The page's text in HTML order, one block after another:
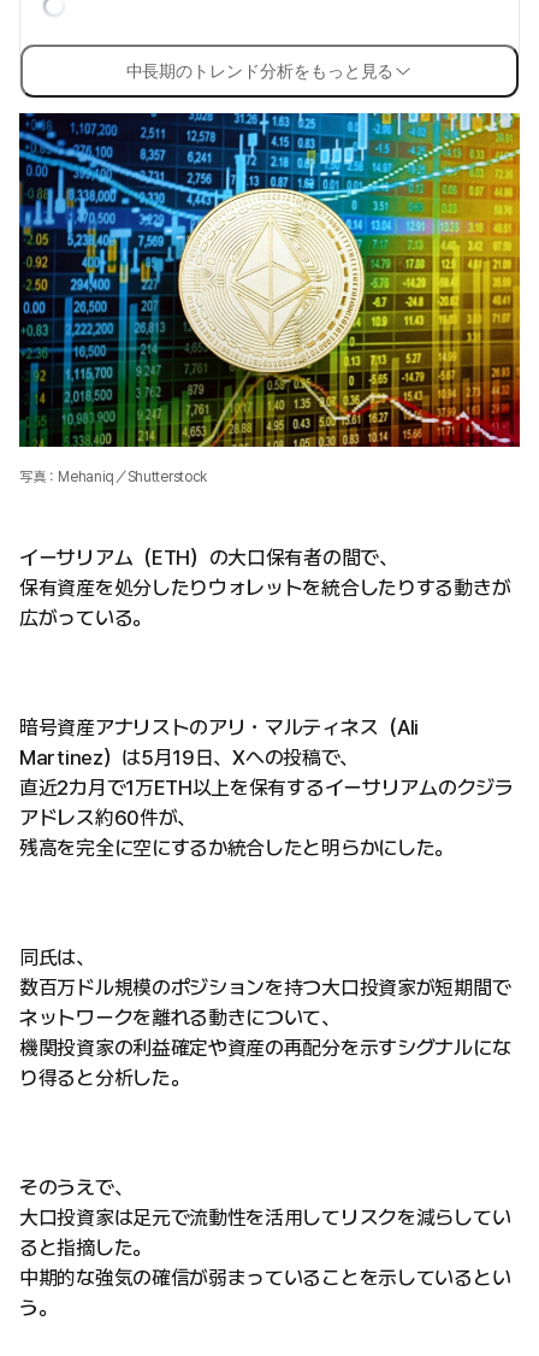
中長期のトレンド分析をもっと見る
写真：Mehaniq／Shutterstock
イーサリアム（ETH）の大口保有者の間で、
保有資産を処分したりウォレットを統合したりする動きが
広がっている。
暗号資産アナリストのアリ・マルティネス（Ali
Martinez）は5月19日、Xへの投稿で、
直近2カ月で1万ETH以上を保有するイーサリアムのクジラ
アドレス約60件が、
残高を完全に空にするか統合したと明らかにした。
同氏は、
数百万ドル規模のポジションを持つ大口投資家が短期間で
ネットワークを離れる動きについて、
機関投資家の利益確定や資産の再配分を示すシグナルにな
り得ると分析した。
そのうえで、
大口投資家は足元で流動性を活用してリスクを減らしてい
ると指摘した。
中期的な強気の確信が弱まっていることを示しているとい
う。